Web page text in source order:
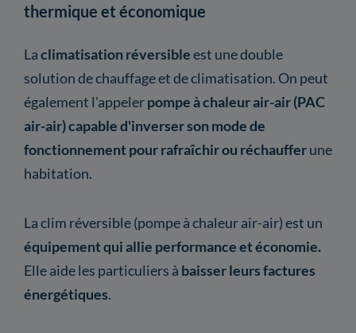
thermique et économique
Laclimatisation réversibleest une double
solution de chauffage et de climatisation. On peut
également l'appelerpompe à chaleur air-air (PAC
air-air)capable d'inverser son mode de
fonctionnement pour rafraîchir ou réchaufferune
habitation.
La clim réversible (pompe à chaleur air-air) est un
équipement qui allie performance et économie.
Elle aide les particuliers à baisser leurs factures
énergétiques.